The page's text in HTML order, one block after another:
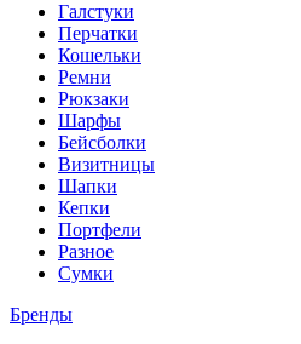
Галстуки
Перчатки
Кошельки
Ремни
Рюкзаки
Шарфы
Бейсболки
Визитницы
Шапки
Кепки
Портфели
Разное
Сумки
Бренды